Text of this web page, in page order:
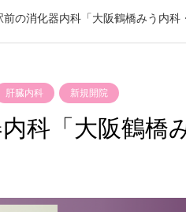
の消化器内科「大阪鶴橋みう内科
肝臓内科 新規開院
科「大阪鶴橋